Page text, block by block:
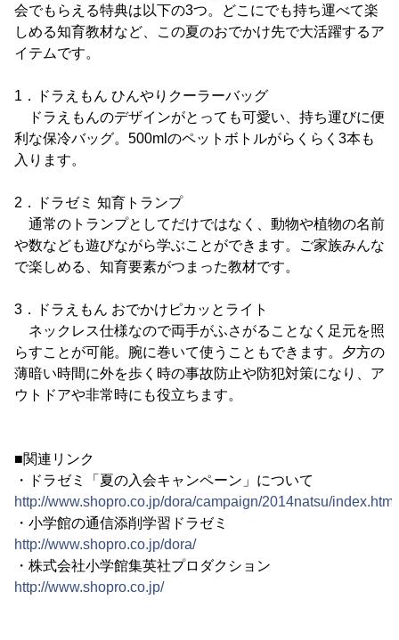
会でもらえる特典は以下の3つ。どこにでも持ち運べて楽
しめる知育教材など、この夏のおでかけ先で大活躍するア
イテムです。
1．ドラえもん ひんやりクーラーバッグ
ドラえもんのデザインがとっても可愛い、持ち運びに便
利な保冷バッグ。500mlのペットボトルがらくらく3本も
入ります。
2．ドラゼミ 知育トランプ
通常のトランプとしてだけではなく、動物や植物の名前
や数なども遊びながら学ぶことができます。ご家族みんな
で楽しめる、知育要素がつまった教材です。
3．ドラえもん おでかけピカッとライト
ネックレス仕様なので両手がふさがることなく足元を照
らすことが可能。腕に巻いて使うこともできます。夕方の
薄暗い時間に外を歩く時の事故防止や防犯対策になり、ア
ウトドアや非常時にも役立ちます。
■関連リンク
・ドラゼミ「夏の入会キャンペーン」について
http://www.shopro.co.jp/dora/campaign/2014natsu/index.html
・小学館の通信添削学習ドラゼミ
http://www.shopro.co.jp/dora/
・株式会社小学館集英社プロダクション
http://www.shopro.co.jp/